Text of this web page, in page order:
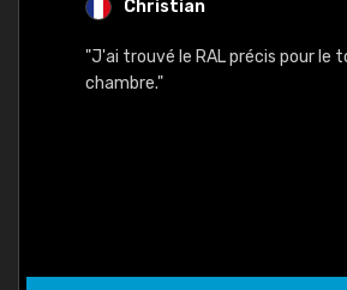
Christian
"J'ai trouvé le RAL précis pour le
chambre."